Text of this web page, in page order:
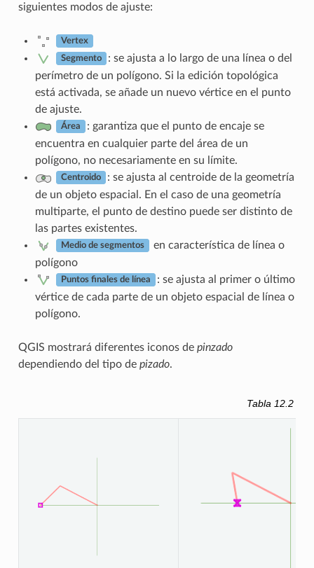
siguientes modos de ajuste:
Vertex
Segmento
: se ajusta a lo largo de una línea o del
perímetro de un polígono. Si la edición topológica
está activada, se añade un nuevo vértice en el punto
de ajuste.
Área
: garantiza que el punto de encaje se
encuentra en cualquier parte del área de un
polígono, no necesariamente en su límite.
Centroido
: se ajusta al centroide de la geometría
de un objeto espacial. En el caso de una geometría
multiparte, el punto de destino puede ser distinto de
las partes existentes.
Medio de segmentos
en característica de línea o
polígono
Puntos finales de línea
: se ajusta al primer o último
vértice de cada parte de un objeto espacial de línea o
polígono.
QGIS mostrará diferentes iconos de pinzado
dependiendo del tipo de pizado.
Tabla 12.2